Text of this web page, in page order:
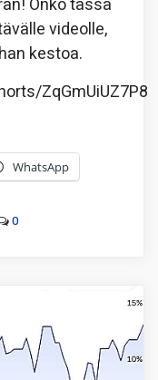
Onko tässä
videolle,
kestoa.
ZqGmUiUZ7P8
WhatsApp
0